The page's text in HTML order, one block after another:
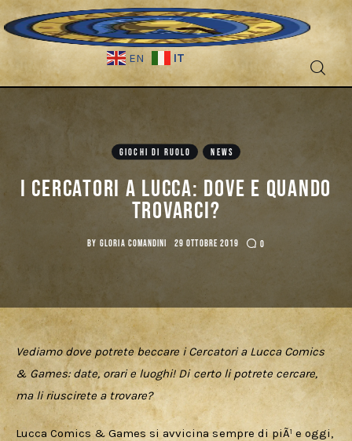
EN IT
Libri e fumetti
Cercatori
Download
GIOCHI DI RUOLO NEWS
I Cercatori a Lucca: dove e quando
trovarci?
BY GLORIA COMANDINI 29 OTTOBRE 2019 0
Vediamo dove potrete beccare i Cercatori a Lucca Comics
& Games: date, orari e luoghi! Di certo li potrete cercare,
ma li riuscirete a trovare?
Lucca Comics & Games si avvicina sempre di piÃ¹ e oggi,